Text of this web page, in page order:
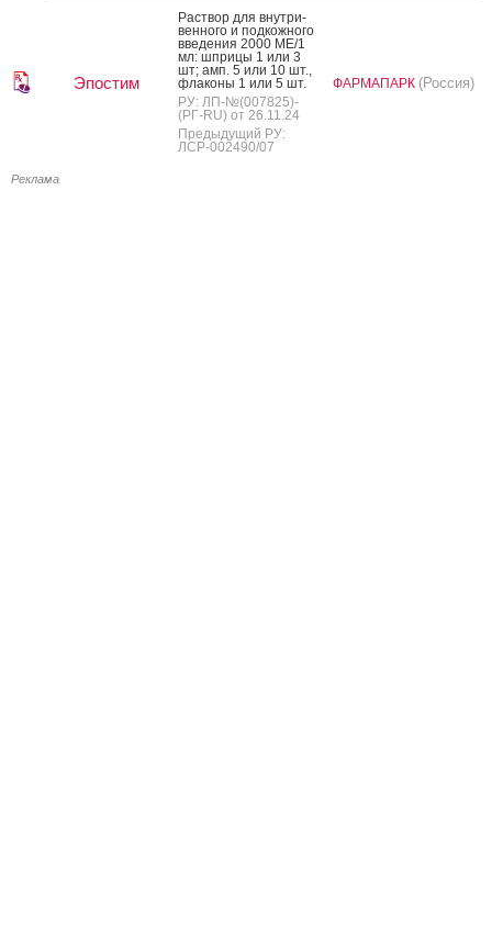
Эпостим
Рас­твор для внут­ри­
вен­но­го и под­кожно­го
вве­дения 2000 МЕ/1
мл: шпри­цы 1 или 3
шт; амп. 5 или 10 шт.,
фла­коны 1 или 5 шт.
РУ: ЛП-№(007825)-
(РГ-RU) от 26.11.24
Предыдущий РУ:
ЛСР-002490/07
ФАРМАПАРК (Россия)
Реклама